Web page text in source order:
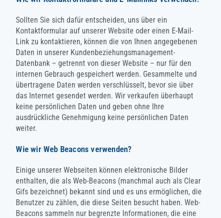
Sollten Sie sich dafür entscheiden, uns über ein
Kontaktformular auf unserer Website oder einen E-Mail-
Link zu kontaktieren, können die von Ihnen angegebenen
Daten in unserer Kundenbeziehungsmanagement-
Datenbank – getrennt von dieser Website – nur für den
internen Gebrauch gespeichert werden. Gesammelte und
übertragene Daten werden verschlüsselt, bevor sie über
das Internet gesendet werden. Wir verkaufen überhaupt
keine persönlichen Daten und geben ohne Ihre
ausdrückliche Genehmigung keine persönlichen Daten
weiter.
Wie wir Web Beacons verwenden?
Einige unserer Webseiten können elektronische Bilder
enthalten, die als Web-Beacons (manchmal auch als Clear
Gifs bezeichnet) bekannt sind und es uns ermöglichen, die
Benutzer zu zählen, die diese Seiten besucht haben. Web-
Beacons sammeln nur begrenzte Informationen, die eine